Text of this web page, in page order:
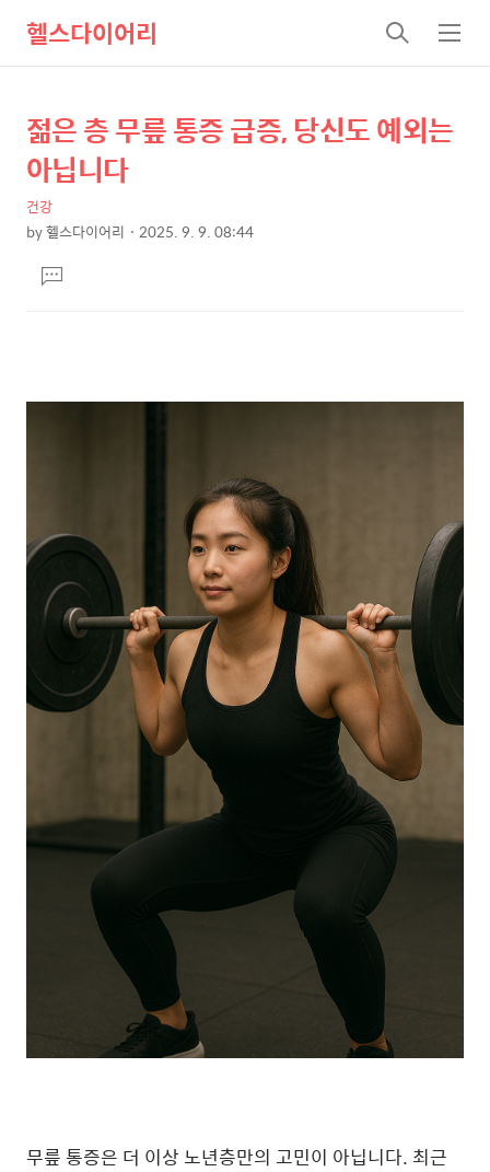
헬스다이어리
검
색
메
뉴
상
세
텐
본
문
제
목
젊은 층 무릎 통증 급증, 당신도 예외는
아닙니다
건강
by헬스다이어리 2025. 9. 9. 08:44
문댓
글
무릎 통증은 더 이상 노년층만의 고민이 아닙니다. 최근